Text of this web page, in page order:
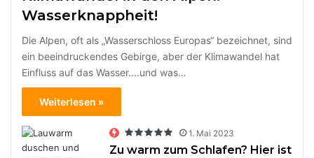
Wasserknappheit!
Die Alpen, oft als „Wasserschloss Europas“ bezeichnet, sind
ein beeindruckendes Gebirge, aber der Klimawandel hat
Einfluss auf das Wasser....und was…
Weiterlesen »
1. Mai 2023
Zu warm zum Schlafen? Hier ist